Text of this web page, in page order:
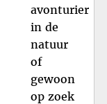
avonturier
in de
natuur
of
gewoon
op zoek